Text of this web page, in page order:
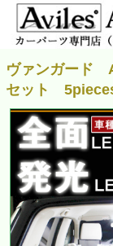
ヴァンガード
セット